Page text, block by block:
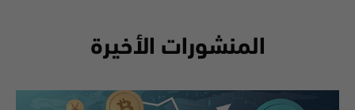
المنشورات الأخيرة